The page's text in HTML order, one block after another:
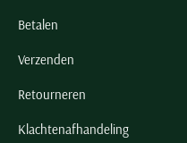
Betalen
Verzenden
Retourneren
Klachtenafhandeling